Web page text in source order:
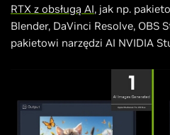
RTX z obsługą AI, jak np.
Blender, DaVinci Resolve, OBS
pakietowi narzędzi AI NVIDIA